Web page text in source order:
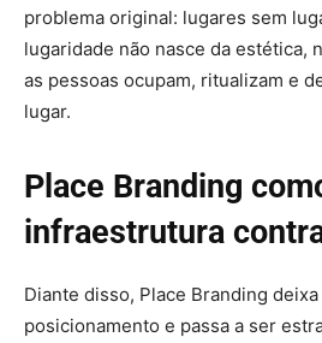
problema original: lugares sem
lugaridade não nasce da estética,
as pessoas ocupam, ritualizam e
lugar.
Place Branding
infraestrutura
Diante disso, Place Branding
posicionamento e passa a ser